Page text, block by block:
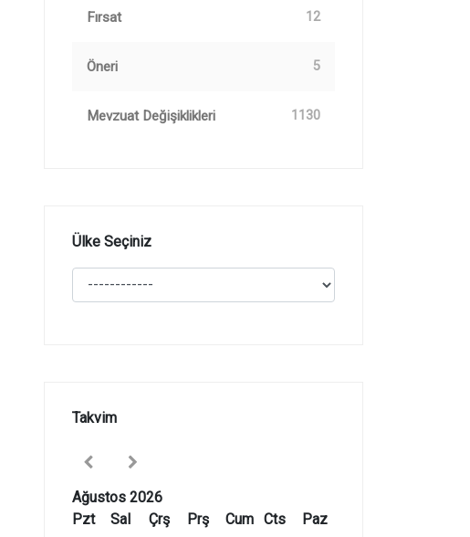
Fırsat 12
Öneri 5
Mevzuat Değişiklikleri 1130
Ülke Seçiniz
Takvim
Ağustos 2026
Pzt
Sal Çrş Prş Cum Cts
Paz